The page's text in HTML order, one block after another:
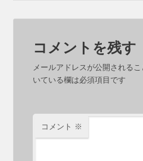
コメントを残す
メールアドレスが公開されるこ
いている欄は必須項目です
コメント ※